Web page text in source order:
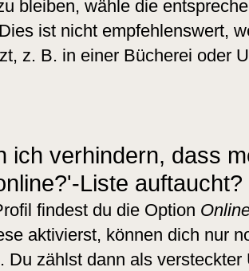
bleiben, wähle die
ist nicht empfehlenswert,
z. B. in einer Bücherei oder
ich verhindern, dass
Liste auftaucht?
findest du die Option
aktivierst, können dich nur
Du zählst dann als versteckter